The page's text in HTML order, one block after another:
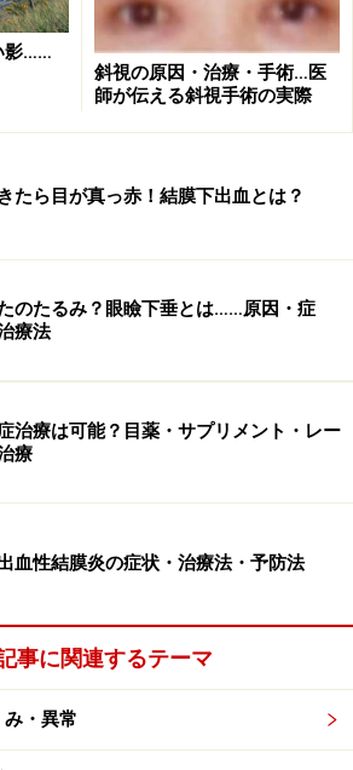
影……
斜視の原因・治療・手術…医
師が伝える斜視手術の実際
たら目が真っ赤！結膜下出血とは？
のたるみ？眼瞼下垂とは……原因・症
療法
治療は可能？目薬・サプリメント・レー
療
血性結膜炎の症状・治療法・予防法
事に関連するテーマ
み・異常